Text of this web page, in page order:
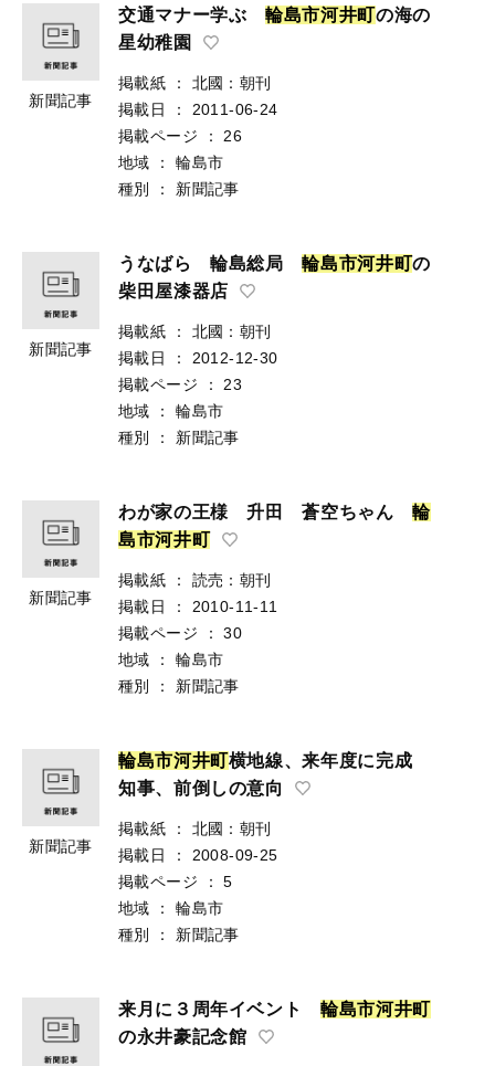
新聞記事
交通マナー学ぶ輪島市河井町の海の
星幼稚園
掲載紙 ：
北國：朝刊
掲載日
：
2011-06-24
掲載ページ
：
26
地域
：
輪島市
種別
： 新聞記事
新聞記事
うなばら 輪島総局輪島市河井町の
柴田屋漆器店
掲載紙 ：
北國：朝刊
掲載日
：
2012-12-30
掲載ページ
：
23
地域
：
輪島市
種別
： 新聞記事
新聞記事
わが家の王様 升田 蒼空ちゃん輪
島市河井町
掲載紙 ：
読売：朝刊
掲載日
：
2010-11-11
掲載ページ
：
30
地域
：
輪島市
種別
： 新聞記事
新聞記事
輪島市河井町横地線、来年度に完成
知事、前倒しの意向
掲載紙 ：
北國：朝刊
掲載日
：
2008-09-25
掲載ページ
：
5
地域
：
輪島市
種別
： 新聞記事
来月に３周年イベント輪島市河井町
の永井豪記念館